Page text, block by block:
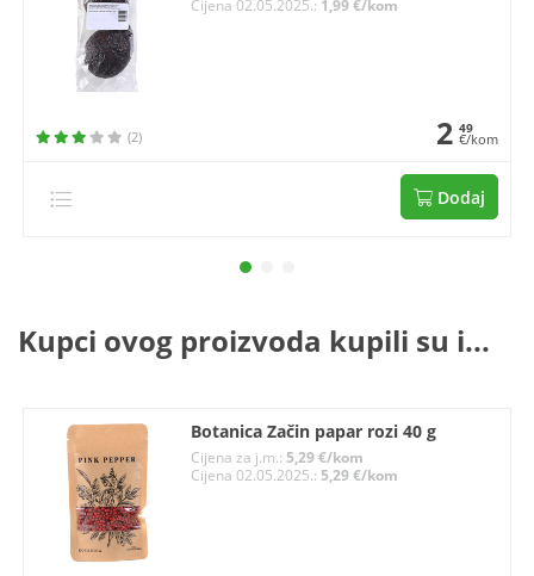
Cijena 02.05.2025.: 1,99 €/kom
(2) 2 49
€/kom
Dodaj
Kupci ovog proizvoda kupili su i...
Botanica Začin papar rozi 40 g
Cijena za j.m.:5,29 €/kom
Cijena 02.05.2025.:5,29 €/kom